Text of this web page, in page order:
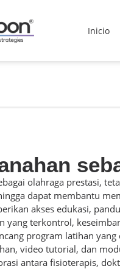
Inicio
olahraga prestasi,
dapat membantu
akses edukasi,
yang terkontrol,
program latihan
video tutorial, dan
antara fisioterapis,